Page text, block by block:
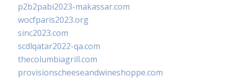
p2b2pabi2023-makassar.com
wocfparis2023.org
sinc2023.com
scdlqatar2022-qa.com
thecolumbiagrill.com
provisionscheeseandwineshoppe.com